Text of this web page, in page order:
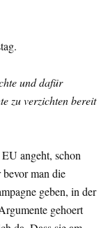
und dafür
zu verzichten bereit
angeht, schon
man die
geben, in der
gehoert